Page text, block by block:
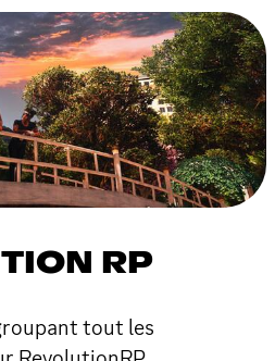
RP
tout les